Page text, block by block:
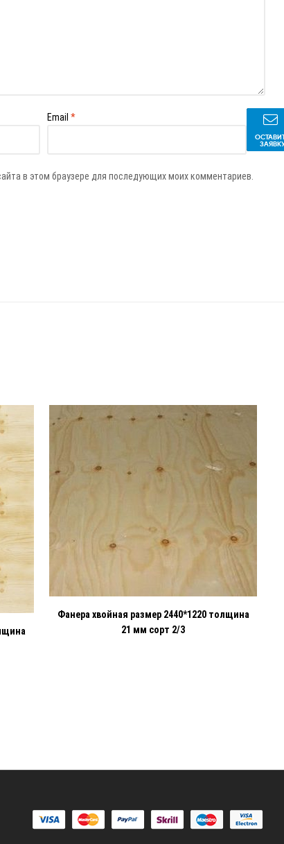
Email *
в этом браузере для последующих моих комментариев.
Фанера хвойная размер 2440*1220 толщина
21 мм сорт 2/3